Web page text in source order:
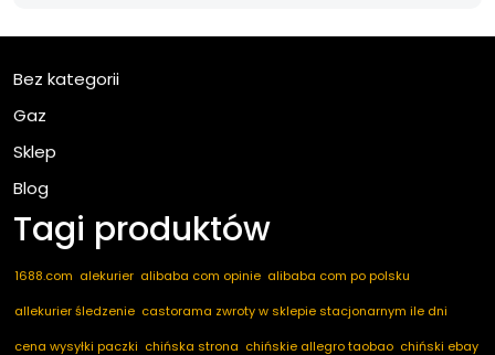
Bez kategorii
Gaz
Sklep
Blog
Tagi produktów
1688.com alekurier alibaba com opinie alibaba com po polsku
allekurier śledzenie castorama zwroty w sklepie stacjonarnym ile dni
cena wysyłki paczki chińska strona chińskie allegro taobao chiński ebay